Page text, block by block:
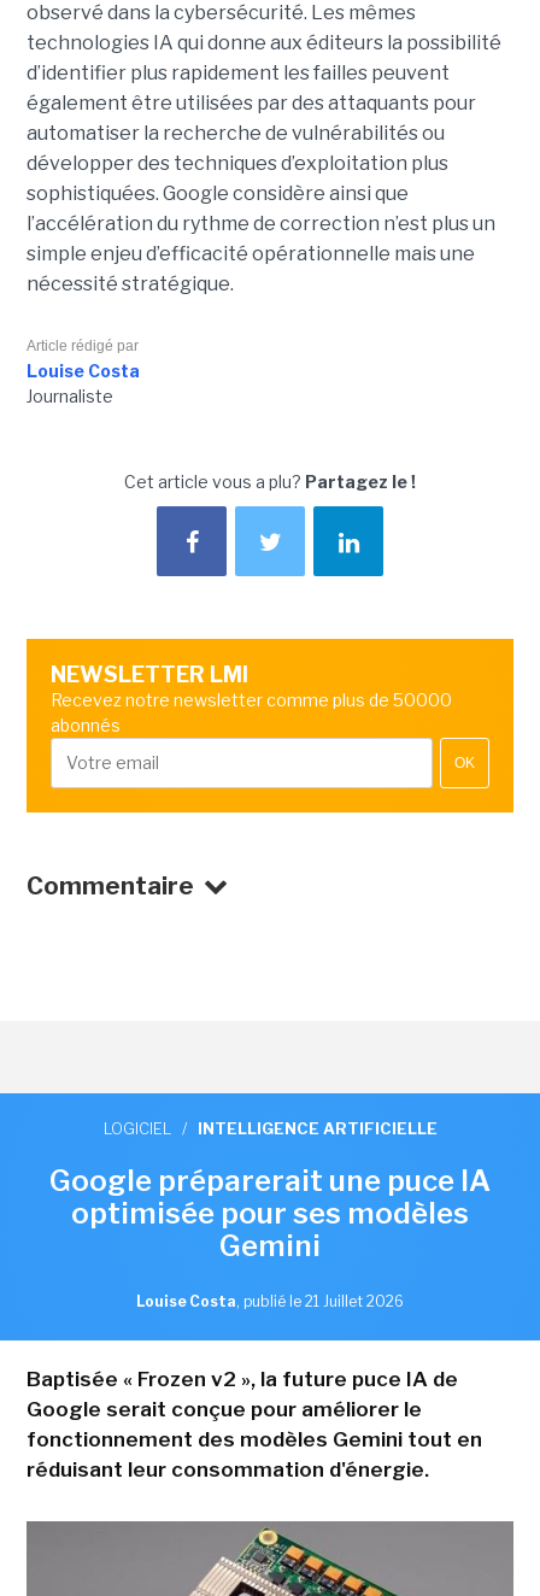
observé dans la cybersécurité. Les mêmes
technologies IA qui donne aux éditeurs la possibilité
d’identifier plus rapidement les failles peuvent
également être utilisées par des attaquants pour
automatiser la recherche de vulnérabilités ou
développer des techniques d’exploitation plus
sophistiquées. Google considère ainsi que
l’accélération du rythme de correction n’est plus un
simple enjeu d’efficacité opérationnelle mais une
nécessité stratégique.
Article rédigé par
Louise Costa
Journaliste
Cet article vous a plu? Partagez le !
NEWSLETTER LMI
Recevez notre newsletter comme plus de 50000
abonnés
OK
Commentaire
LOGICIEL / INTELLIGENCE ARTIFICIELLE
Google préparerait une puce IA
optimisée pour ses modèles
Gemini
Louise Costa, publié le 21 Juillet 2026
Baptisée « Frozen v2 », la future puce IA de
Google serait conçue pour améliorer le
fonctionnement des modèles Gemini tout en
réduisant leur consommation d'énergie.